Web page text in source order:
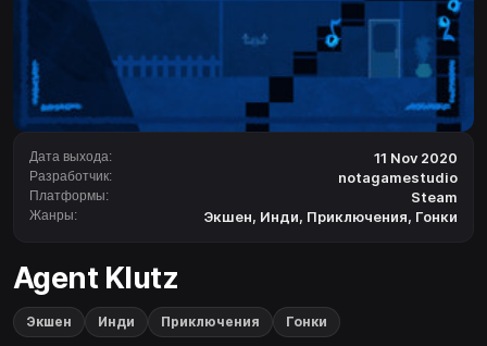
Дата выхода: 11 Nov 2020
Разработчик: notagamestudio
Платформы: Steam
Жанры: Экшен, Инди, Приключения, Гонки
Agent Klutz
Экшен Инди Приключения Гонки